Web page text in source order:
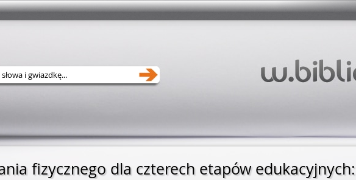
fizycznego dla czterech etapów edukacyjnych: